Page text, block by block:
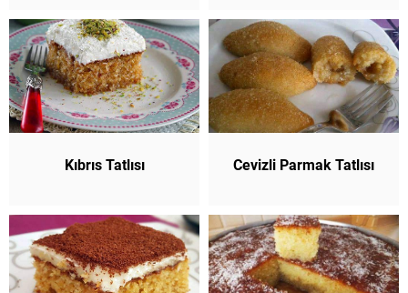
Kıbrıs Tatlısı Cevizli Parmak Tatlısı